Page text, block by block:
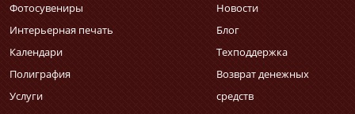
Фотосувениры
Интерьерная печать
Календари
Полиграфия
Услуги
Новости
Блог
Техподдержка
Возврат денежных
средств